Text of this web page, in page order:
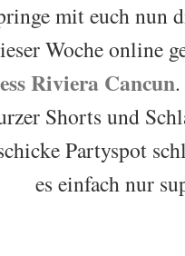
mit euch nun
Woche online
Riviera Cancun
Shorts und
Partyspot
es einfach nur